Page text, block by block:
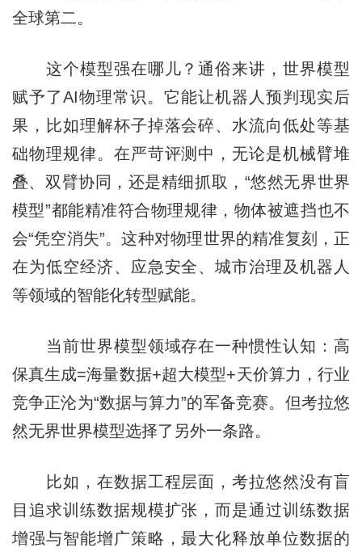
全球第二。
这个模型强在哪儿？通俗来讲，世界模型
赋予了AI物理常识。它能让机器人预判现实后
果，比如理解杯子掉落会碎、水流向低处等基
础物理规律。在严苛评测中，无论是机械臂堆
叠、双臂协同，还是精细抓取，“悠然无界世界
模型”都能精准符合物理规律，物体被遮挡也不
会“凭空消失”。这种对物理世界的精准复刻，正
在为低空经济、应急安全、城市治理及机器人
等领域的智能化转型赋能。
当前世界模型领域存在一种惯性认知：高
保真生成=海量数据+超大模型+天价算力，行业
竞争正沦为“数据与算力”的军备竞赛。但考拉悠
然无界世界模型选择了另外一条路。
比如，在数据工程层面，考拉悠然没有盲
目追求训练数据规模扩张，而是通过训练数据
增强与智能增广策略，最大化释放单位数据的